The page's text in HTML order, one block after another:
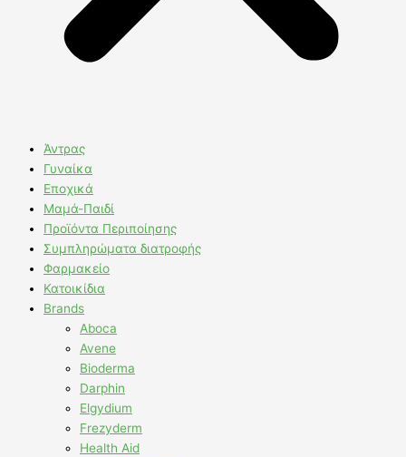
Άντρας
Γυναίκα
Εποχικά
Μαμά-Παιδί
Προϊόντα Περιποίησης
Συμπληρώματα διατροφής
Φαρμακείο
Κατοικίδια
Brands
Aboca
Avene
Bioderma
Darphin
Elgydium
Frezyderm
Health Aid